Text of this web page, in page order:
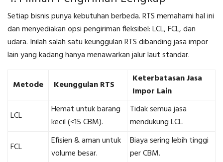
Setiap bisnis punya kebutuhan berbeda. RTS memahami hal ini
dan menyediakan opsi pengiriman fleksibel: LCL, FCL, dan
udara. Inilah salah satu keunggulan RTS dibanding jasa impor
lain yang kadang hanya menawarkan jalur laut standar.
Metode Keunggulan RTS
Keterbatasan Jasa
Impor Lain
LCL
Hemat untuk barang
kecil (<15 CBM).
Tidak semua jasa
mendukung LCL.
FCL
Efisien & aman untuk
volume besar.
Biaya sering lebih tinggi
per CBM.